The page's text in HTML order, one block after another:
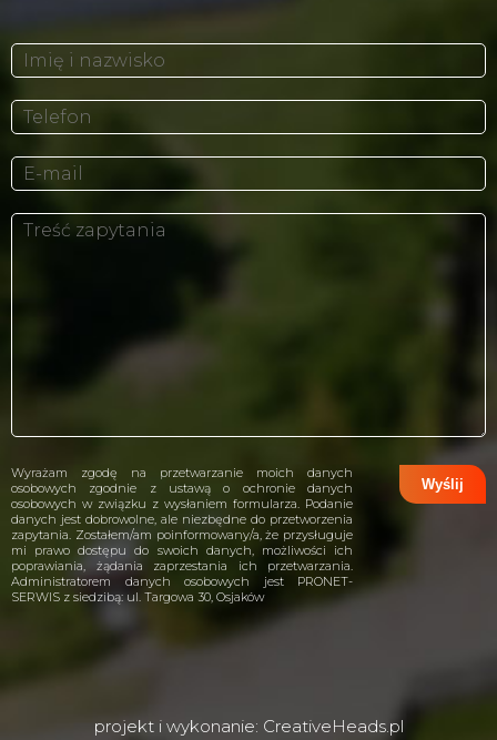
Wyrażam zgodę na przetwarzanie moich danych
osobowych zgodnie z ustawą o ochronie danych
osobowych w związku z wysłaniem formularza. Podanie
danych jest dobrowolne, ale niezbędne do przetworzenia
zapytania. Zostałem/am poinformowany/a, że przysługuje
mi prawo dostępu do swoich danych, możliwości ich
poprawiania, żądania zaprzestania ich przetwarzania.
Administratorem danych osobowych jest PRONET-
SERWIS z siedzibą: ul. Targowa 30, Osjaków
projekt i wykonanie: CreativeHeads.pl